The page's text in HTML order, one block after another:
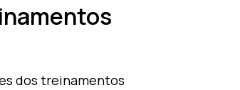
dos treinamentos